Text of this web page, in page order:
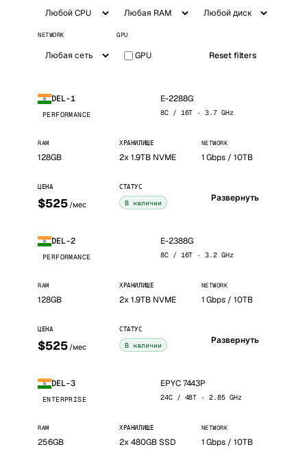
NETWORK GPU
GPU Reset filters
DEL-1
PERFORMANCE
E-2288G
8C / 16T · 3.7 GHz
RAM
128GB
ХРАНИЛИЩЕ
2x 1.9TB NVME
NETWORK
1 Gbps / 10TB
ЦЕНА
$525 /мес
СТАТУС
В наличии Развернуть
DEL-2
PERFORMANCE
E-2388G
8C / 16T · 3.2 GHz
RAM
128GB
ХРАНИЛИЩЕ
2x 1.9TB NVME
NETWORK
1 Gbps / 10TB
ЦЕНА
$525 /мес
СТАТУС
В наличии Развернуть
DEL-3
ENTERPRISE
EPYC 7443P
24C / 48T · 2.85 GHz
RAM
256GB
ХРАНИЛИЩЕ
2x 480GB SSD
NETWORK
1 Gbps / 10TB